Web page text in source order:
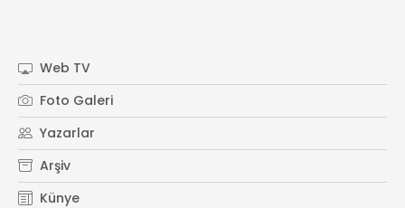
Web TV
Foto Galeri
Yazarlar
Arşiv
Künye